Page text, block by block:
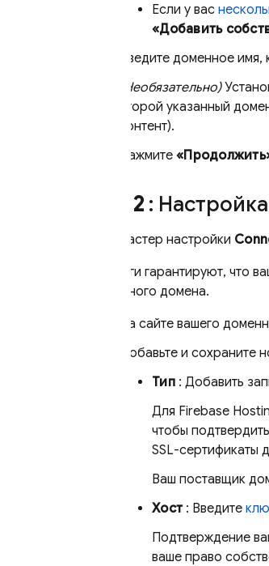
Если у вас
«Добавить
Введите доменное
(Необязательно)
второй указанный
контент).
Нажмите
Шаг 2 :
Если мастер настройки
Эти шаги гарантируют, что
указанного домена.
На сайте вашего
Добавьте и сохраните
Тип: Добавить
Для Firebase
чтобы
SSL-сертификаты
Ваш поставщик
Хост: Введите
Подтверждение
ваше право